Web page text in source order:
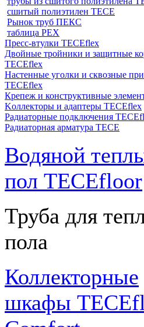
сшитый полиэтилен TECE
Рынок труб ПЕКС
таблица PEX
Пресс-втулки TECEflex
Двойные тройники и защитные
TECEflex
Настенные уголки и сквозные
TECEflex
Крепеж и конструктивные
Kоллекторы и адаптеры TECEflex
Радиаторные подключения
Радиаторная арматура TECE
Водяной
пол TECEfloor
Труба для
пола
Коллекторные
шкафы